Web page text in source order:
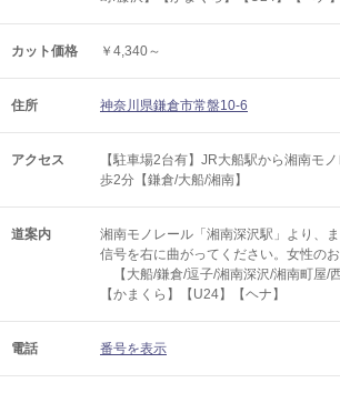
カット価格 ￥4,340～
住所 神奈川県鎌倉市常盤10-6
アクセス
【駐車場2台有】JR大船駅から湘南モ
歩2分【鎌倉/大船/湘南】
道案内
湘南モノレール「湘南深沢駅」より、
信号を右に曲がってください。女性の
【大船/鎌倉/逗子/湘南深沢/湘南町屋/
【かまくら】【U24】【ヘナ】
電話 番号を表示